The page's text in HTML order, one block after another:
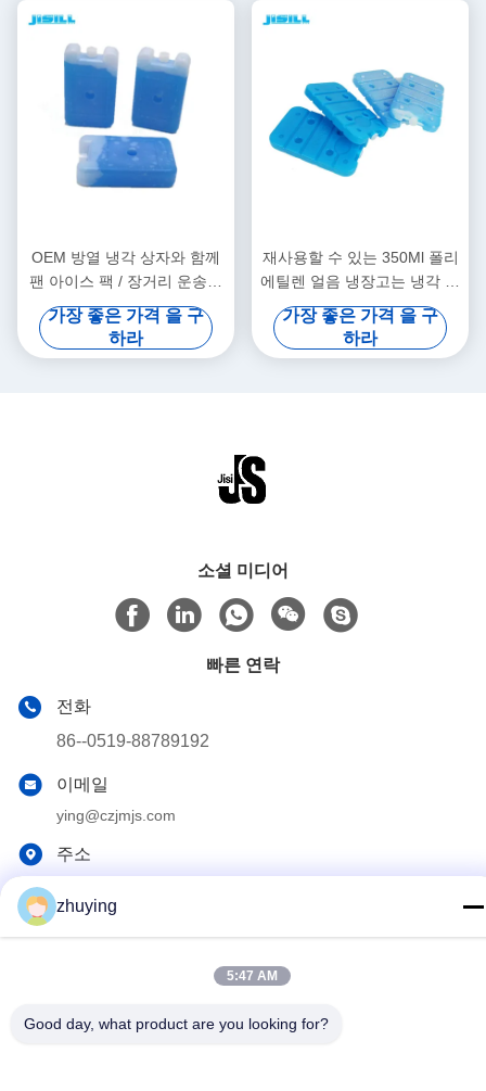
OEM 방열 냉각 상자와 함께
팬 아이스 팩 / 장거리 운송용
가방
가장 좋은 가격 을 구
하라
재사용할 수 있는 350Ml 폴리
에틸렌 얼음 냉장고는 냉각 젤
20 x12와 x 2cm를 포장합니
다
가장 좋은 가격 을 구
하라
소셜 미디어
빠른 연락
전화
86--0519-88789192
이메일
ying@czjmjs.com
주소
역 CHANGZHOU 시 장쑤성
개인정보 보호 정책|
사이트맵
2026 Changzhou jisi cold chain technology Co.,ltd 모두 모든 권리
zhuying
5:47 AM
Good day, what product are you looking for?